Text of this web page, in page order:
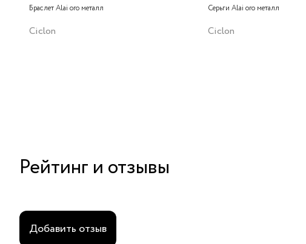
Браслет Alai oro металл
Ciclon
Серьги Alai oro металл
Ciclon
Рейтинг и отзывы
Добавить отзыв